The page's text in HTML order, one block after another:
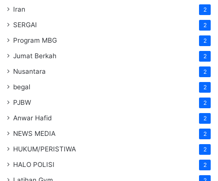
Iran 2
SERGAI 2
Program MBG 2
Jumat Berkah 2
Nusantara 2
begal 2
PJBW 2
Anwar Hafid 2
NEWS MEDIA 2
HUKUM/PERISTIWA 2
HALO POLISI 2